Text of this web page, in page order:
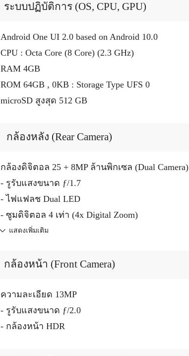
ระบบปฏิบัติการ (OS, CPU, GPU)
Android One UI 2.0 based on Android 10.0
CPU : Octa Core (8 Core) (2.3 GHz)
RAM 4GB
ROM 64GB , 0KB : Storage Type UFS 0
microSD สูงสุด 512 GB
กล้องหลัง (Rear Camera)
กล้องดิจิตอล 25 + 8MP ล้านพิกเซล (Dual Camera)
- รูรับแสงขนาด ƒ/1.7
- ไฟแฟลช Dual LED
- ซูมดิจิตอล 4 เท่า (4x Digital Zoom)
แสดงเพิ่มเติม
กล้องหน้า (Front Camera)
ความละเอียด 13MP
- รูรับแสงขนาด ƒ/2.0
- กล้องหน้า HDR